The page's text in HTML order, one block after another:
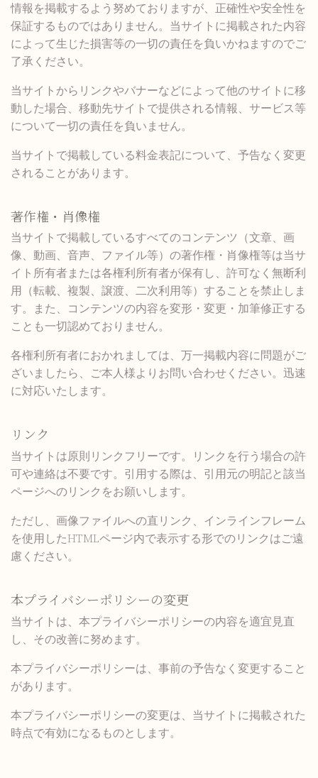
情報を掲載するよう努めておりますが、正確性や安全性を
保証するものではありません。当サイトに掲載された内容
によって生じた損害等の一切の責任を負いかねますのでご
了承ください。
当サイトからリンクやバナーなどによって他のサイトに移
動した場合、移動先サイトで提供される情報、サービス等
について一切の責任を負いません。
当サイトで掲載している料金表記について、予告なく変更
されることがあります。
著作権・肖像権
当サイトで掲載しているすべてのコンテンツ（文章、画
像、動画、音声、ファイル等）の著作権・肖像権等は当サ
イト所有者または各権利所有者が保有し、許可なく無断利
用（転載、複製、譲渡、二次利用等）することを禁止しま
す。また、コンテンツの内容を変形・変更・加筆修正する
ことも一切認めておりません。
各権利所有者におかれましては、万一掲載内容に問題がご
ざいましたら、ご本人様よりお問い合わせください。迅速
に対応いたします。
リンク
当サイトは原則リンクフリーです。リンクを行う場合の許
可や連絡は不要です。引用する際は、引用元の明記と該当
ページへのリンクをお願いします。
ただし、画像ファイルへの直リンク、インラインフレーム
を使用したHTMLページ内で表示する形でのリンクはご遠
慮ください。
本プライバシーポリシーの変更
当サイトは、本プライバシーポリシーの内容を適宜見直
し、その改善に努めます。
本プライバシーポリシーは、事前の予告なく変更すること
があります。
本プライバシーポリシーの変更は、当サイトに掲載された
時点で有効になるものとします。